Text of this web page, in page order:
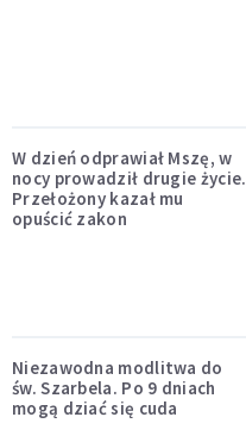
W dzień odprawiał Mszę, w
nocy prowadził drugie życie.
Przełożony kazał mu
opuścić zakon
Niezawodna modlitwa do
św. Szarbela. Po 9 dniach
mogą dziać się cuda